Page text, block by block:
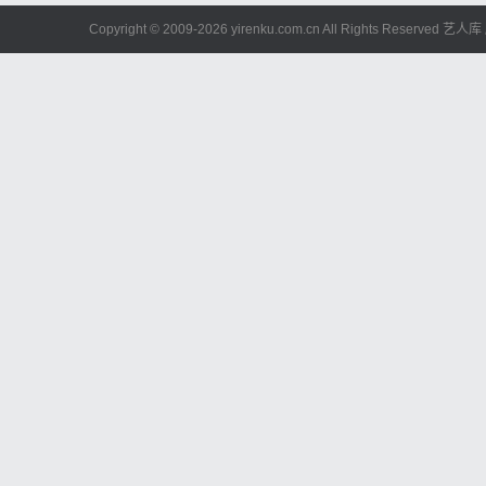
Copyright © 2009-2026 yirenku.com.cn All Rights Reserved 艺人库